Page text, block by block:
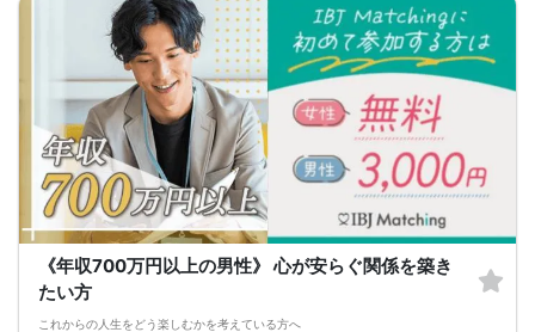
《年収700万円以上の男性》 心が安らぐ関係を築き
たい方
これからの人生をどう楽しむかを考えている方へ